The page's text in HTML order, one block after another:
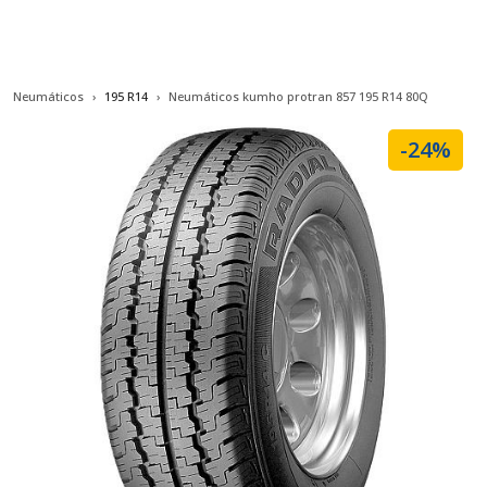
Neumáticos 195 R14 Neumáticos kumho protran 857 195 R14 80Q
-24%